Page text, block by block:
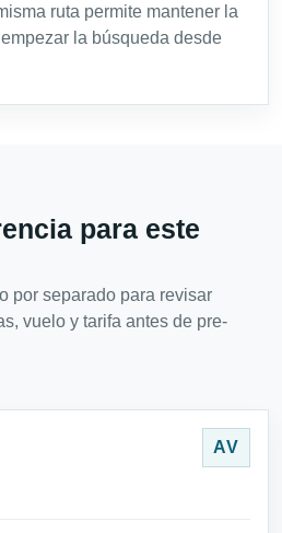
ruta permite mantener la
la búsqueda desde
para este
por separado para revisar
vuelo y tarifa antes de pre-
AV